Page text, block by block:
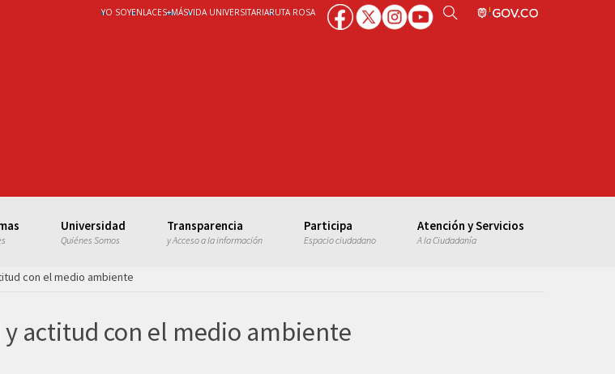
YO SOYENLACES+MÁSVIDA UNIVERSITARIARUTA ROSA
Universidad
Quiénes Somos
Transparencia
y Acceso a la información
Participa
Espacio ciudadano
Atención y Servicios
A la Ciudadanía
con el medio ambiente
actitud con el medio ambiente